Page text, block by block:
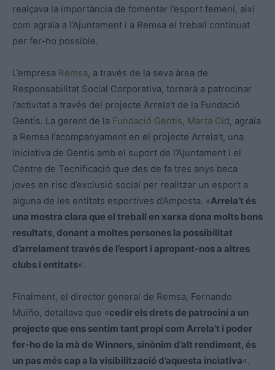
realçava la importància de fomentar l’esport femení, així
com agraïa a l’Ajuntament i a Remsa el treball continuat
per fer-ho possible.
L’empresa Remsa, a través de la seva àrea de
Responsabilitat Social Corporativa, tornarà a patrocinar
l’activitat a través del projecte Arrela’t de la Fundació
Gentis. La gerent de la Fundació Gentis, Marta Cid, agraïa
a Remsa l’acompanyament en el projecte Arrela’t, una
iniciativa de Gentis amb el suport de l’Ajuntament i el
Centre de Tecnificació que des de fa tres anys beca
joves en risc d’exclusió social per realitzar un esport a
alguna de les entitats esportives d’Amposta. «Arrela’t és
una mostra clara que el treball en xarxa dona molts bons
resultats, donant a moltes persones la possibilitat
d’arrelament través de l’esport i apropant-nos a altres
clubs i entitats«.
Finalment, el director general de Remsa, Fernando
Muiño, detallava que «cedir els drets de patrocini a un
projecte que ens sentim tant propi com Arrela’t i poder
fer-ho de la mà de Winners, sinònim d’alt rendiment, és
un pas més cap a la visibilització d’aquesta inciativa«.